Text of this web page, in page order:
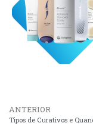
ANTERIOR